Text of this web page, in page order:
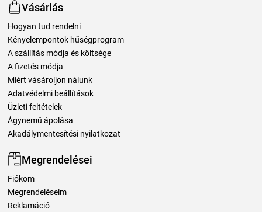
Vásárlás
Hogyan tud rendelni
Kényelempontok hűségprogram
A szállítás módja és költsége
A fizetés módja
Miért vásároljon nálunk
Adatvédelmi beállítások
Üzleti feltételek
Ágynemű ápolása
Akadálymentesítési nyilatkozat
Megrendelései
Fiókom
Megrendeléseim
Reklamáció